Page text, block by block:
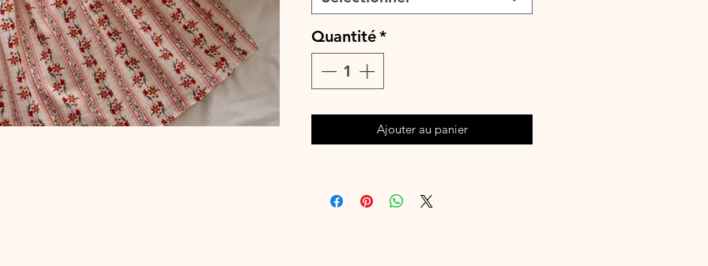
♡ Le délai de fabrication est de 15 à 28
jours ouvrés selon les commandes en
cours.
♡ Lavage à la main ou en machine 30°
max, couleurs similaires, cycle délicat. Ne
Quantité*
Ajouter au panier